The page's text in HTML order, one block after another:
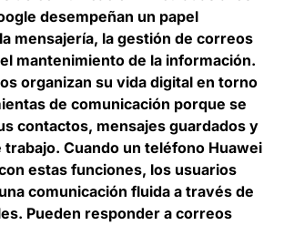
desempeñan un papel
mensajería, la gestión de correos
mantenimiento de la información.
organizan su vida digital en torno
de comunicación porque se
contactos, mensajes guardados y
trabajo. Cuando un teléfono Huawei
estas funciones, los usuarios
comunicación fluida a través de
Pueden responder a correos